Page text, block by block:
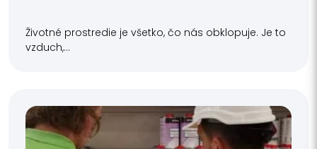
Životné prostredie je všetko, čo nás obklopuje. Je to
vzduch,...